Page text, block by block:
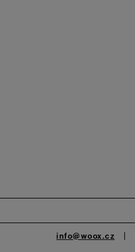
info@woox.cz